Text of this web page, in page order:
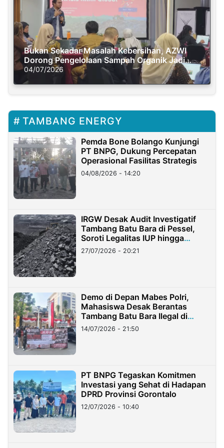
Bukan Sekadar Masalah Kebersihan, AZWI
Dorong Pengelolaan Sampah Organik Jadi
Solusi Krisis Iklim
04/07/2026
TAMBANG ENERGY
Pemda Bone Bolango Kunjungi
PT BNPG, Dukung Percepatan
Operasional Fasilitas Strategis
04/08/2026 - 14:20
IRGW Desak Audit Investigatif
Tambang Batu Bara di Pessel,
Soroti Legalitas IUP hingga
Stockpile
27/07/2026 - 20:21
Demo di Depan Mabes Polri,
Mahasiswa Desak Berantas
Tambang Batu Bara Ilegal di
Lampung
14/07/2026 - 21:50
PT BNPG Tegaskan Komitmen
Investasi yang Sehat di Hadapan
DPRD Provinsi Gorontalo
12/07/2026 - 10:40